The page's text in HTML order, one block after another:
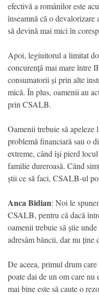
efectivă a românilor este
înseamnă că o
să devină mai mici în
Apoi, legiuitorul a limitat
concurență mai mare între
consumatorii și prin alte
mică. În plus, oamenii au
prin CSALB.
Oamenii trebuie să
problemă financiară sau o
extreme, când își pierd
familie dureroasă. Când
știi ce să faci, CSALB-ul
Anca Bidian: Noi le
CSALB, pentru că dacă
oamenii trebuie să știe
adresăm băncii, dar nu ține
De aceea, primul drum
poate dai de un om care nu
mai bine este să caute o